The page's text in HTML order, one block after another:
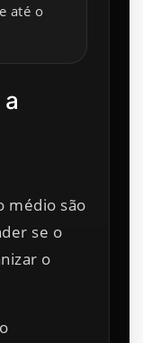
até o
médio são
se o
o